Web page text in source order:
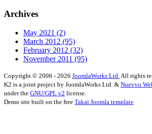
Archives
May 2021 (2)
March 2012 (95)
February 2012 (32)
November 2011 (95)
Copyright © 2006 - 2026 JoomlaWorks Ltd. All rights
K2 is a joint project by JoomlaWorks Ltd. & Nuevvo
under the GNU/GPL v2 license.
Demo site built on the free Takai Joomla template